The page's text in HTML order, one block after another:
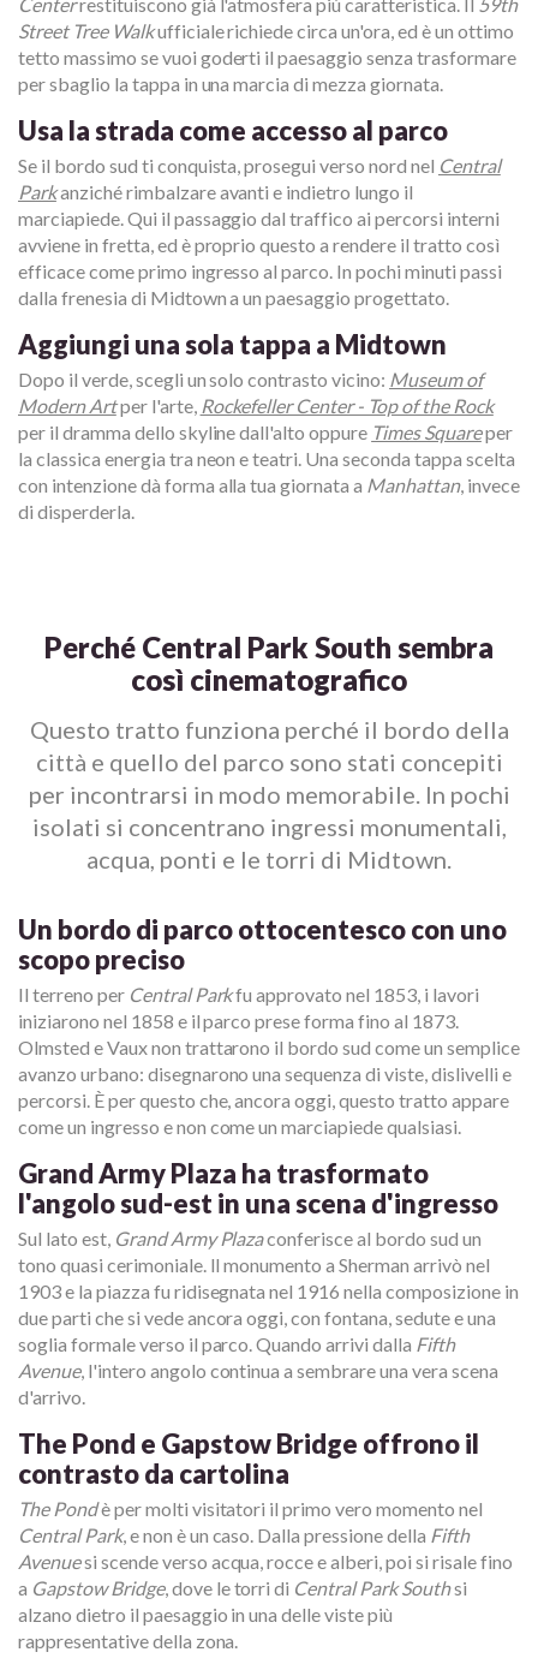
Street Tree Walkufficiale richiede circa un'ora, ed è un ottimo
tetto massimo se vuoi goderti il paesaggio senza trasformare
per sbaglio la tappa in una marcia di mezza giornata.
Usa la strada come accesso al parco
Se il bordo sud ti conquista, prosegui verso nord nel Central
Parkanziché rimbalzare avanti e indietro lungo il
marciapiede. Qui il passaggio dal traffico ai percorsi interni
avviene in fretta, ed è proprio questo a rendere il tratto così
efficace come primo ingresso al parco. In pochi minuti passi
dalla frenesia di Midtown a un paesaggio progettato.
Aggiungi una sola tappa a Midtown
Dopo il verde, scegli un solo contrasto vicino: Museum of
Modern Artper l'arte, Rockefeller Center - Top of the Rock
per il dramma dello skyline dall'alto oppure Times Squareper
la classica energia tra neon e teatri. Una seconda tappa scelta
con intenzione dà forma alla tua giornata a Manhattan, invece
di disperderla.
Perché Central Park South sembra
così cinematografico
Questo tratto funziona perché il bordo della
città e quello del parco sono stati concepiti
per incontrarsi in modo memorabile. In pochi
isolati si concentrano ingressi monumentali,
acqua, ponti e le torri di Midtown.
Un bordo di parco ottocentesco con uno
scopo preciso
Il terreno per Central Parkfu approvato nel 1853, i lavori
iniziarono nel 1858 e il parco prese forma fino al 1873.
Olmsted e Vaux non trattarono il bordo sud come un semplice
avanzo urbano: disegnarono una sequenza di viste, dislivelli e
percorsi. È per questo che, ancora oggi, questo tratto appare
come un ingresso e non come un marciapiede qualsiasi.
Grand Army Plaza ha trasformato
l'angolo sud-est in una scena d'ingresso
Sul lato est, Grand Army Plazaconferisce al bordo sud un
tono quasi cerimoniale. Il monumento a Sherman arrivò nel
1903 e la piazza fu ridisegnata nel 1916 nella composizione in
due parti che si vede ancora oggi, con fontana, sedute e una
soglia formale verso il parco. Quando arrivi dalla Fifth
Avenue, l'intero angolo continua a sembrare una vera scena
d'arrivo.
The Pond e Gapstow Bridge offrono il
contrasto da cartolina
The Pondè per molti visitatori il primo vero momento nel
Central Park, e non è un caso. Dalla pressione della Fifth
Avenuesi scende verso acqua, rocce e alberi, poi si risale fino
a Gapstow Bridge, dove le torri di Central Park Southsi
alzano dietro il paesaggio in una delle viste più
rappresentative della zona.